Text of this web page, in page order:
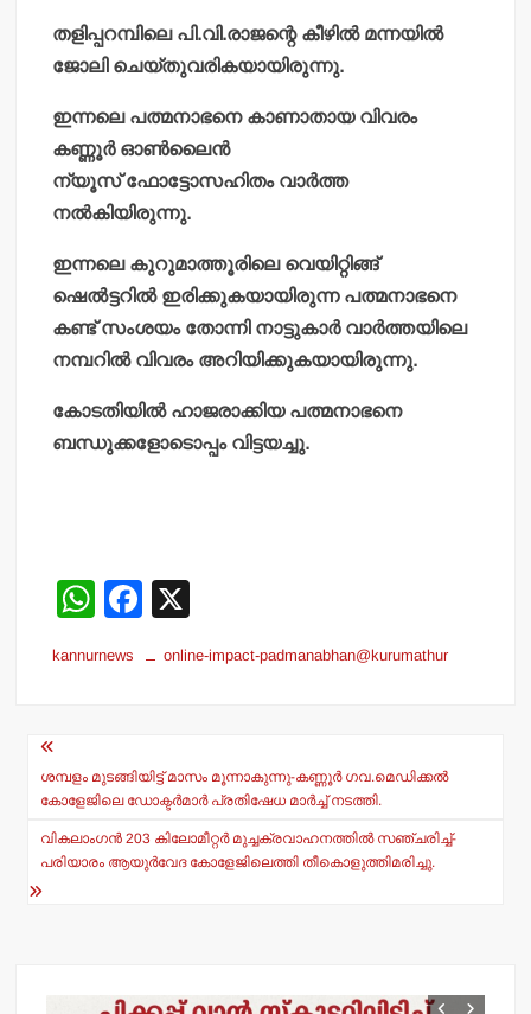
തളിപ്പറമ്പിലെ പി.വി.രാജന്റെ കീഴില്‍ മന്നയില്‍
ജോലി ചെയ്തുവരികയായിരുന്നു.
ഇന്നലെ പത്മനാഭനെ കാണാതായ വിവരം
കണ്ണൂര്‍ ഓണ്‍ലൈന്‍
ന്യൂസ് ഫോട്ടോസഹിതം വാര്‍ത്ത
നല്‍കിയിരുന്നു.
ഇന്നലെ കുറുമാത്തൂരിലെ വെയിറ്റിങ്ങ്
ഷെല്‍ട്ടറില്‍ ഇരിക്കുകയായിരുന്ന പത്മനാഭനെ
കണ്ട് സംശയം തോന്നി നാട്ടുകാര്‍ വാര്‍ത്തയിലെ
നമ്പറില്‍ വിവരം അറിയിക്കുകയായിരുന്നു.
കോടതിയില്‍ ഹാജരാക്കിയ പത്മനാഭനെ
ബന്ധുക്കളോടൊപ്പം വിട്ടയച്ചു.
W
at
p
p
F
c
o
o
k
kannurnews online-impact-padmanabhan@kurumathur
Post
navigation
ശമ്പളം മുടങ്ങിയിട്ട് മാസം മൂന്നാകുന്നു-കണ്ണൂര്‍ ഗവ.മെഡിക്കല്‍
കോളേജിലെ ഡോക്ടര്‍മാര്‍ പ്രതിഷേധ മാര്‍ച്ച് നടത്തി.
വികലാംഗന്‍ 203 കിലോമീറ്റര്‍ മുച്ചക്രവാഹനത്തില്‍ സഞ്ചരിച്ച്-
പരിയാരം ആയുര്‍വേദ കോളേജിലെത്തി തീകൊളുത്തിമരിച്ചു.